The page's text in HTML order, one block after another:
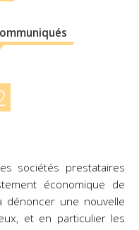
sociétés prestataires
économique de
dénoncer une nouvelle
et en particulier les